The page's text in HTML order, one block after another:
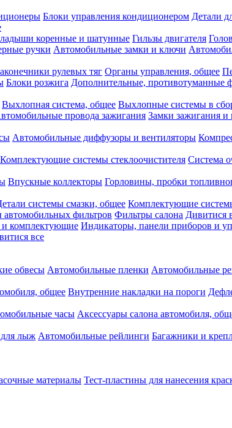
Блоки управления кондиционером Детали
коренные и шатунные Гильзы двигателя
ручки Автомобильные замки и ключи
рулевых тяг Органы управления, общее
Блоки розжига Дополнительные, противотуманные
Выхлопная система, общее Выхлопные системы в
провода зажигания Замки зажигания и
Автомобильные диффузоры и вентиляторы
Комплектующие системы стеклоочистителя Система
Впускные коллекторы Горловины, пробки
системы смазки, общее Комплектующие
фильтров Фильтры салона Дивитися
и комплектующие Индикаторы, панели приборов и
все
обвесы Автомобильные пленки Автомобильные
общее Внутренние накладки на пороги
часы Аксессуары салона автомобиля,
лыж Автомобильные рейлинги Багажники и
материалы Тест-пластины для нанесения